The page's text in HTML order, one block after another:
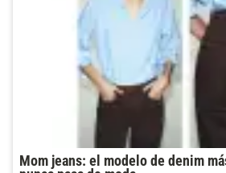
Mom jeans: el modelo de denim